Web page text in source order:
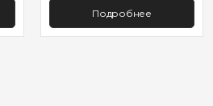
Подробнее